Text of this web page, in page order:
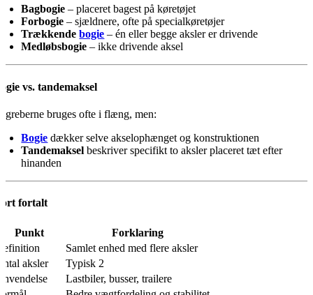
Bagbogie – placeret bagest på køretøjet
Forbogie – sjældnere, ofte på specialkøretøjer
Trækkendebogie – én eller begge aksler er drivende
Medløbsbogie – ikke drivende aksel
vs. tandemaksel
bruges ofte i flæng, men:
Bogie dækker selve akselophænget og konstruktionen
Tandemaksel beskriver specifikt to aksler placeret tæt efter
hinanden
fortalt
Punkt
Forklaring
Samlet enhed med flere aksler
aksler
Typisk 2
Lastbiler, busser, trailere